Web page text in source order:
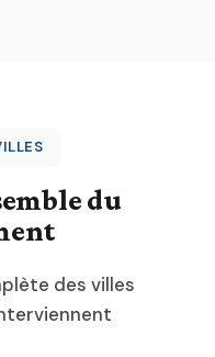
du
des villes